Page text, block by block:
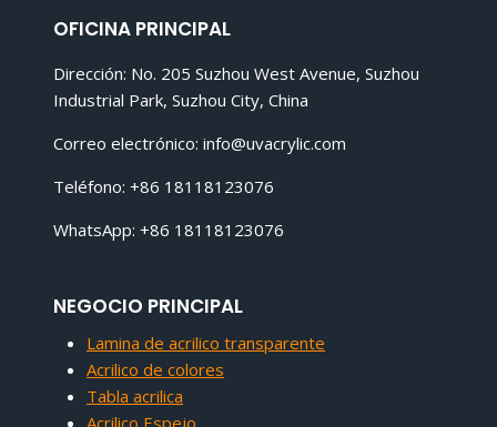
OFICINA PRINCIPAL
Dirección: No. 205 Suzhou West Avenue, Suzhou
Industrial Park, Suzhou City, China
Correo electrónico: info@uvacrylic.com
Teléfono: +86 18118123076
WhatsApp: +86 18118123076
NEGOCIO PRINCIPAL
Lamina de acrilico transparente
Acrilico de colores
Tabla acrilica